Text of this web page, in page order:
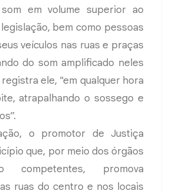
em volume superior ao
bem como pessoas
veículos nas ruas e praças
do som amplificado neles
ele, "em qualquer hora
atrapalhando o sossego e
o promotor de Justiça
que, por meio dos órgãos
competentes, promova
ruas do centro e nos locais